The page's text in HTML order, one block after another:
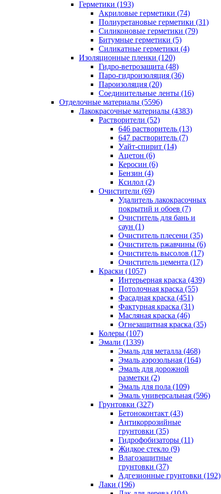
Герметики (193)
Акриловые герметики (74)
Полиуретановые герметики (31)
Силиконовые герметики (79)
Битумные герметики (5)
Силикатные герметики (4)
Изоляционные пленки (120)
Гидро-ветрозащита (48)
Паро-гидроизоляция (36)
Пароизоляция (20)
Соединительные ленты (16)
Отделочные материалы (5596)
Лакокрасочные материалы (4383)
Растворители (52)
646 растворитель (13)
647 растворитель (7)
Уайт-спирит (14)
Ацетон (6)
Керосин (6)
Бензин (4)
Ксилол (2)
Очистители (69)
Удалитель лакокрасочных
покрытий и обоев (7)
Очиститель для бань и
саун (1)
Очиститель плесени (35)
Очиститель ржавчины (6)
Очиститель высолов (17)
Очиститель цемента (17)
Краски (1057)
Интерьерная краска (439)
Потолочная краска (55)
Фасадная краска (451)
Фактурная краска (31)
Масляная краска (46)
Огнезащитная краска (35)
Колеры (107)
Эмали (1339)
Эмаль для металла (468)
Эмаль аэрозольная (164)
Эмаль для дорожной
разметки (2)
Эмаль для пола (109)
Эмаль универсальная (596)
Грунтовки (327)
Бетоноконтакт (43)
Антикоррозийные
грунтовки (35)
Гидрофобизаторы (11)
Жидкое стекло (9)
Влагозащитные
грунтовки (37)
Адгезионные грунтовки (192)
Лаки (196)